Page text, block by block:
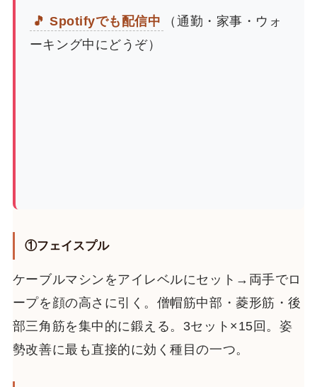
🎵 Spotifyでも配信中
（通勤・家事・ウォ
ーキング中にどうぞ）
①フェイスプル
ケーブルマシンをアイレベルにセット→両手でロ
ープを顔の高さに引く。僧帽筋中部・菱形筋・後
部三角筋を集中的に鍛える。3セット×15回。姿
勢改善に最も直接的に効く種目の一つ。